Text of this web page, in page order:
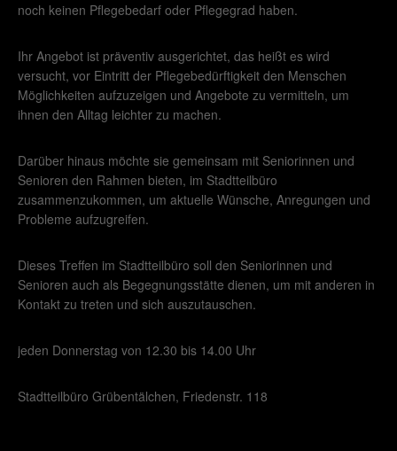
noch keinen Pflegebedarf oder Pflegegrad haben.
Ihr Angebot ist präventiv ausgerichtet, das heißt es wird
versucht, vor Eintritt der Pflegebedürftigkeit den Menschen
Möglichkeiten aufzuzeigen und Angebote zu vermitteln, um
ihnen den Alltag leichter zu machen.
Darüber hinaus möchte sie gemeinsam mit Seniorinnen und
Senioren den Rahmen bieten, im Stadtteilbüro
zusammenzukommen, um aktuelle Wünsche, Anregungen und
Probleme aufzugreifen.
Dieses Treffen im Stadtteilbüro soll den Seniorinnen und
Senioren auch als Begegnungsstätte dienen, um mit anderen in
Kontakt zu treten und sich auszutauschen.
jeden Donnerstag von 12.30 bis 14.00 Uhr
Stadtteilbüro Grübentälchen, Friedenstr. 118